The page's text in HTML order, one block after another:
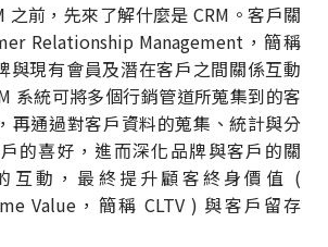
之前，先來了解什麼是 CRM。客戶關
Relationship Management，簡稱
與現有會員及潛在客戶之間關係互動
系統可將多個行銷管道所蒐集到的客
再通過對客戶資料的蒐集、統計與分
的喜好，進而深化品牌與客戶的關
互動，最終提升顧客終身價值 (
Value，簡稱 CLTV ) 與客戶留存